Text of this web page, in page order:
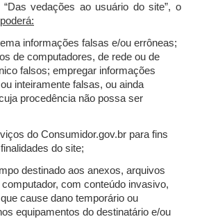
“Das vedações ao usuário do site”, o
informações falsas e/ou errôneas;
de computadores, de rede ou de
falsos; empregar informações
inteiramente falsas, ou ainda
procedência não possa ser
do Consumidor.gov.br para fins
do site;
destinado aos anexos, arquivos
com conteúdo invasivo,
cause dano temporário ou
equipamentos do destinatário e/ou